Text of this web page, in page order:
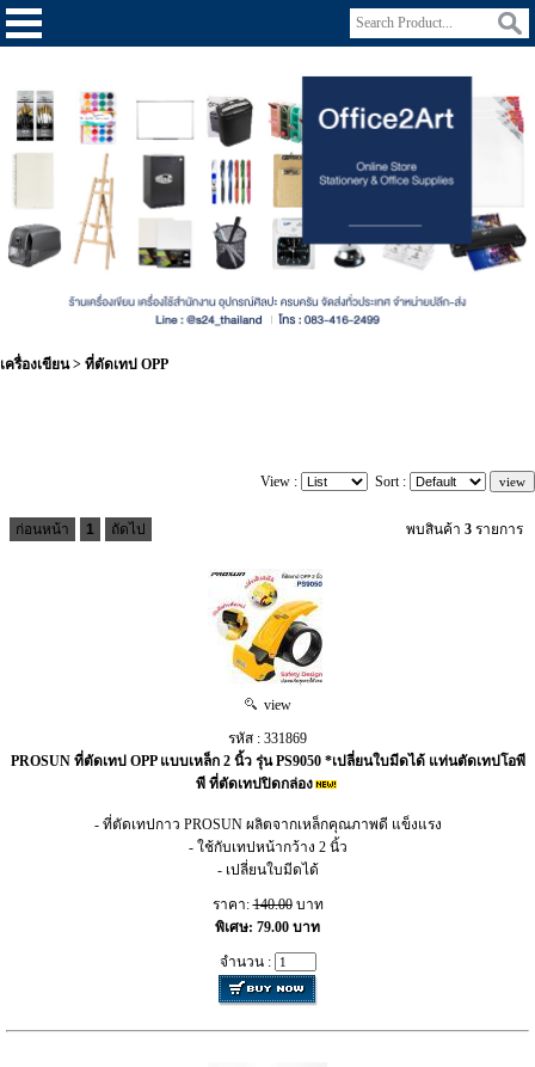
เครื่องเขียน> ที่ตัดเทป OPP
View : Sort :
ก่อนหน้า 1 ถัดไป พบสินค้า 3 รายการ
view
รหัส : 331869
PROSUN ที่ตัดเทป OPP แบบเหล็ก 2 นิ้ว รุ่น PS9050 *เปลี่ยนใบมีดได้ แท่นตัดเทปโอพี
พี ที่ตัดเทปปิดกล่อง
- ที่ตัดเทปกาว PROSUN ผลิตจากเหล็กคุณภาพดี แข็งแรง
- ใช้กับเทปหน้ากว้าง 2 นิ้ว
- เปลี่ยนใบมีดได้
ราคา:140.00บาท
พิเศษ: 79.00 บาท
จำนวน :